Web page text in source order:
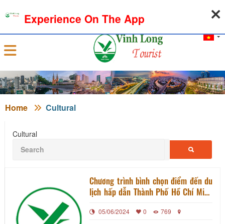
Sign in
Home Cultural
Cultural
Chương trình bình chọn điểm đến du
lịch hấp dẫn Thành Phố Hồ Chí Minh
Cửu Long năm 2024
05/06/2024 0 769
Experience On The App